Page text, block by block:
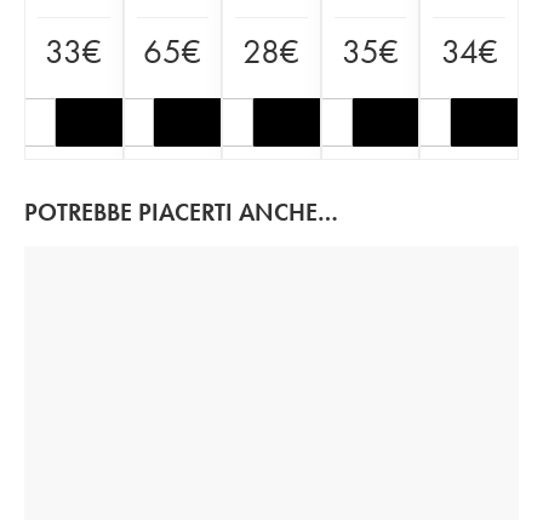
33€ 65€ 28€ 35€ 34€
POTREBBE PIACERTI ANCHE…